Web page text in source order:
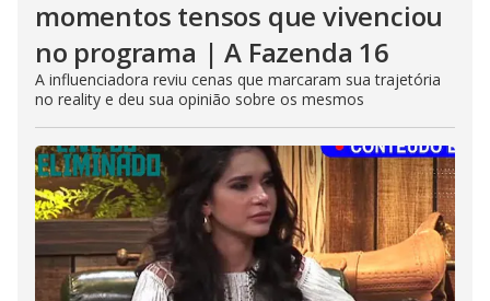
momentos tensos que vivenciou
no programa | A Fazenda 16
A influenciadora reviu cenas que marcaram sua trajetória
no reality e deu sua opinião sobre os mesmos